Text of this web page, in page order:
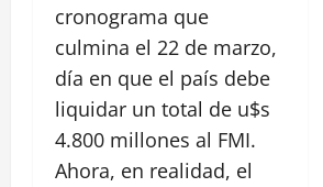
cronograma que
culmina el 22 de marzo,
día en que el país debe
liquidar un total de u$s
4.800 millones al FMI.
Ahora, en realidad, el